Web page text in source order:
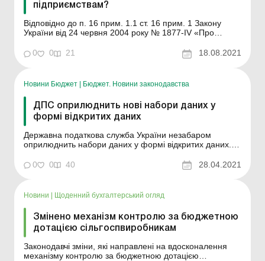
підприємствам?
Відповідно до п. 16 прим. 1.1 ст. 16 прим. 1 Закону
України від 24 червня 2004 року № 1877-IV «Про
сільськогосподарський товаровиробник, основною
діяльністю якого є постачання сільськогосподарських
0 0 21 18.08.2021
Новини Бюджет | Бюджет. Новини законодавства
ДПС оприлюднить нові набори даних у
формі відкритих даних
Державна податкова служба України незабаром
оприлюднить набори даних у формі відкритих даних.
2021 року № 407 «Про внесення змін до постанов
Кабінету Міністрів України від 21 жовтня 2015 р. № 835
0 0 40 28.04.2021
Новини Щоденний бухгалтерський огляд
Змінено механізм контролю за бюджетною
дотацією сільгоспвиробникам
Законодавчі зміни, які направлені на вдосконалення
механізму контролю за бюджетною дотацією